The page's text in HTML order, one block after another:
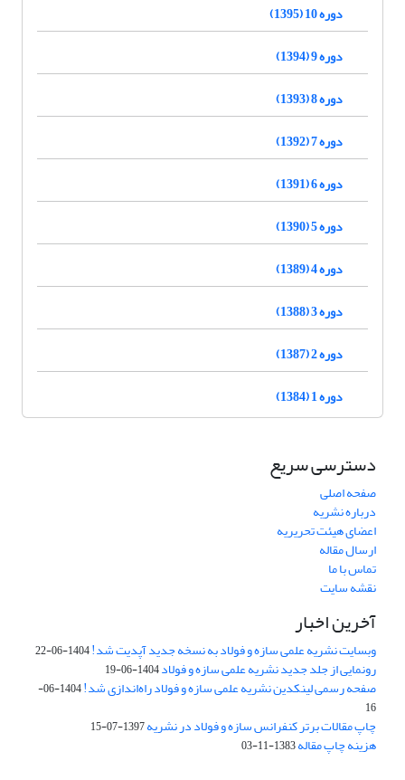
دوره 10 (1395)
دوره 9 (1394)
دوره 8 (1393)
دوره 7 (1392)
دوره 6 (1391)
دوره 5 (1390)
دوره 4 (1389)
دوره 3 (1388)
دوره 2 (1387)
دوره 1 (1384)
دسترسی سریع
صفحه اصلی
درباره نشریه
اعضای هیئت تحریریه
ارسال مقاله
تماس با ما
نقشه سایت
آخرین اخبار
وبسایت نشریه علمی سازه و فولاد به نسخه جدید آپدیت شد!1404-06-22
رونمایی از جلد جدید نشریه علمی سازه و فولاد1404-06-19
صفحه رسمی لینکدین نشریه علمی سازه و فولاد راه‌اندازی شد!
1404-06-
16
چاپ مقالات برتر کنفرانس سازه و فولاد در نشریه1397-07-15
هزینه چاپ مقاله1383-11-03